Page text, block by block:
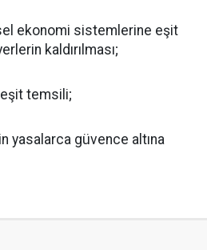
ekonomi sistemlerine eşit
kaldırılması;
eşit temsili;
yasalarca güvence altına